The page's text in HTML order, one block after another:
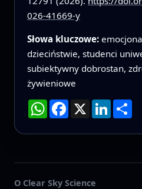
026-41669-y
Słowa kluczowe:
dzieciństwie, studenci
subiektywny dobrostan,
żywieniowe
WhatsApp
Facebook
X LinkedIn
się
O Clear Sky Science